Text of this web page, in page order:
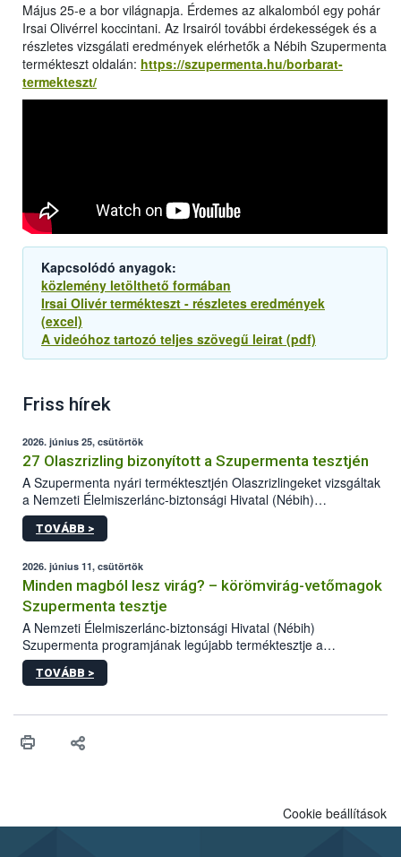
Május 25-e a bor világnapja. Érdemes az alkalomból egy pohár
Irsai Olivérrel koccintani. Az Irsairól további érdekességek és a
részletes vizsgálati eredmények elérhetők a Nébih Szupermenta
termékteszt oldalán: https://szupermenta.hu/borbarat-
termekteszt/
Kapcsolódó anyagok:
közlemény letölthető formában
Irsai Olivér termékteszt - részletes eredmények
(excel)
A videóhoz tartozó teljes szövegű leirat (pdf)
Friss hírek
2026. június 25, csütörtök
27 Olaszrizling bizonyított a Szupermenta tesztjén
A Szupermenta nyári terméktesztjén Olaszrizlingeket vizsgáltak
a Nemzeti Élelmiszerlánc-biztonsági Hivatal (Nébih)
szakemberei. Összesen 27 bor került „nagyító alá”, melyek az
élelmiszerbiztonsági és -minőségi vizsgálatok, valamint a
vizsgálaton az is kiderült, melyek a kóstolók által
legkedveltebbnek ítélt Olaszrizlingek.
TOVÁBB >
2026. június 11, csütörtök
Minden magból lesz virág? – körömvirág-vetőmagok
Szupermenta tesztje
A Nemzeti Élelmiszerlánc-biztonsági Hivatal (Nébih)
Szupermenta programjának legújabb terméktesztje a
körömvirág-vetőmagokra fókuszált. A hatósági vizsgálatokon a
szakemberek 16 kereskedelmi forgalomban kapható terméket
meg a jogszabályi előírásoknak, egy további termék pedig a
felügyelők mind a négy esetben eljárást indítottak és elrendelték
folytatódik a növények fejlődésének nyomonkövetésével.
TOVÁBB >
Cookie beállítások